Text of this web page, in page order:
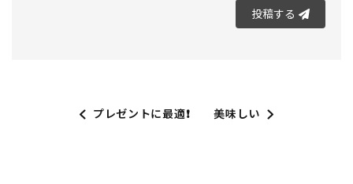
投稿する
プレゼントに最適❗ 美味しい